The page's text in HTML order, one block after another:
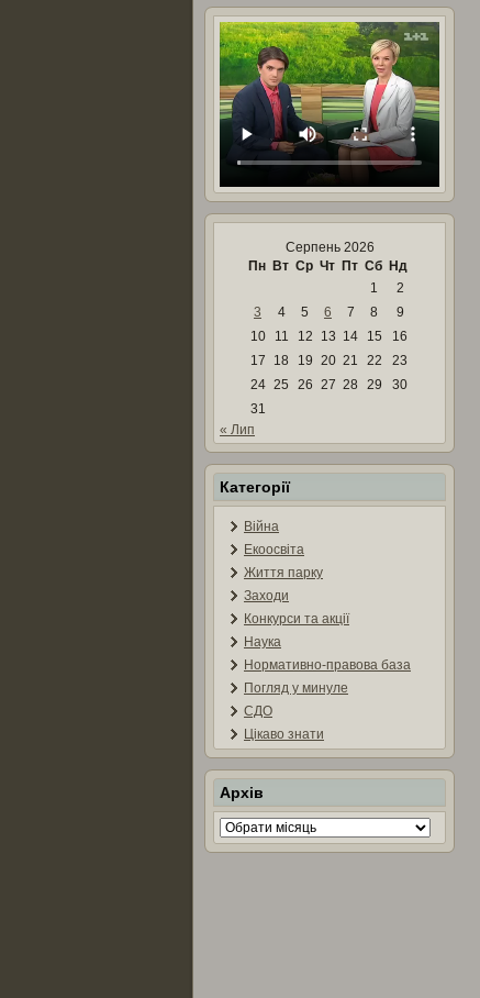
Серпень 2026
Пн
Вт Ср Чт Пт Сб
Нд
1
2
3
4 5 6 7 8
9
10
11 12 13 14 15
16
17
18 19 20 21 22
23
24 25 26 27 28 29
30
31
« Лип
Категорії
Війна
Екоосвіта
Життя парку
Заходи
Конкурси та акції
Наука
Нормативно-правова база
Погляд у минуле
СДО
Цікаво знати
Архів
Архів